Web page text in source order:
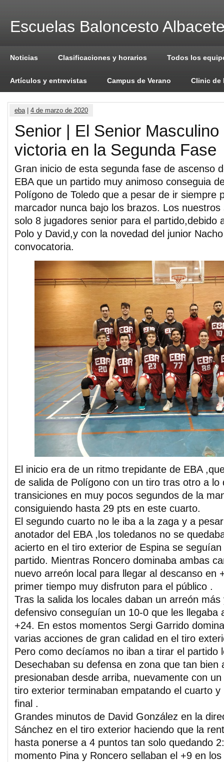
Escuelas Baloncesto
Noticias Clasificaciones y horarios Todos los
Artículos y entrevistas Campus de Verano Clinic de
eba| 4 de marzo de 2020
Senior | El Senior
victoria en la Segunda Fase
Gran inicio de esta segunda fase de ascenso
EBA que un partido muy animoso conseguia
Polígono de Toledo que a pesar de ir siempre
marcador nunca bajo los brazos. Los
solo 8 jugadores senior para el partido,debido
Polo y David,y con la novedad del junior
convocatoria.
El inicio era de un ritmo trepidante de EBA
de salida de Polígono con un tiro tras otro a lo
transiciones en muy pocos segundos de la
consiguiendo hasta 29 pts en este cuarto.
El segundo cuarto no le iba a la zaga y a
anotador del EBA ,los toledanos no se
acierto en el tiro exterior de Espina se
partido. Mientras Roncero dominaba ambas
nuevo arreón local para llegar al descanso en
primer tiempo muy disfruton para el público .
Tras la salida los locales daban un arreón
defensivo conseguían un 10-0 que les llegaba
+24. En estos momentos Sergi Garrido
varias acciones de gran calidad en el tiro
Pero como decíamos no iban a tirar el partido
Desechaban su defensa en zona que tan
presionaban desde arriba, nuevamente con
tiro exterior terminaban empatando el cuarto
final .
Grandes minutos de David González en la
Sánchez en el tiro exterior haciendo que la
hasta ponerse a 4 puntos tan solo quedando
momento Pina y Roncero sellaban el +9 en